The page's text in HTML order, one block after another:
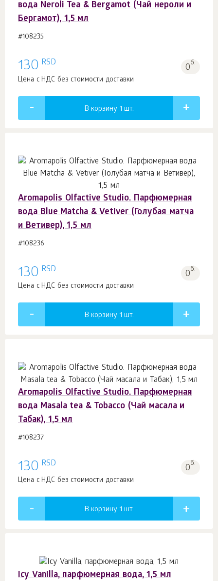
вода Neroli Tea & Bergamot (Чай нероли и
Бергамот), 1,5 мл
#108235
130 RSD 0б.
Цена с НДС без стоимости доставки
В корзину 1 шт.
Aromapolis Olfactive Studio. Парфюмерная
вода Blue Matcha & Vetiver (Голубая матча
и Ветивер), 1,5 мл
#108236
130 RSD 0б.
Цена с НДС без стоимости доставки
В корзину 1 шт.
Aromapolis Olfactive Studio. Парфюмерная
вода Masala tea & Tobacco (Чай масала и
Табак), 1,5 мл
#108237
130 RSD 0б.
Цена с НДС без стоимости доставки
В корзину 1 шт.
Icy Vanilla, парфюмерная вода, 1,5 мл